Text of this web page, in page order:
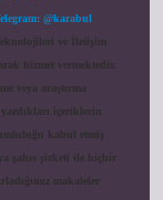
@karabul
ve İletişim
hizmet vermektedir.
veya araştırma
içeriklerin
kabul etmiş
şahıs şirketi ile hiçbir
makaleler